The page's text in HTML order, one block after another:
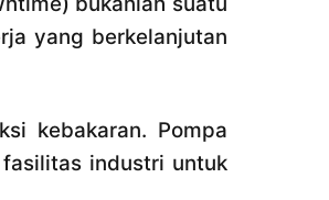
yang berkelanjutan
kebakaran. Pompa
industri untuk